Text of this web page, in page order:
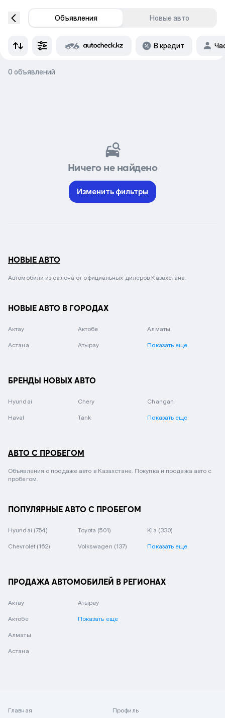
Объявления Новые авто
В кредит
0 объявлений
Ничего не найдено
Изменить фильтры
НОВЫЕ АВТО
Автомобили из салона от официальных дилеров Казахстана.
НОВЫЕ АВТО В ГОРОДАХ
Актау Актобе Алматы
Астана Атырау Показать еще
БРЕНДЫ НОВЫХ АВТО
Hyundai Chery Changan
Haval Tank Показать еще
АВТО С ПРОБЕГОМ
Объявления о продаже авто в Казахстане. Покупка и продажа авто с
пробегом.
ПОПУЛЯРНЫЕ АВТО С ПРОБЕГОМ
Hyundai (754) Toyota (501) Kia (330)
Chevrolet (162) Volkswagen (137) Показать еще
ПРОДАЖА АВТОМОБИЛЕЙ В РЕГИОНАХ
Актау
Актобе
Алматы
Астана
Атырау
Показать еще
Главная
Профиль